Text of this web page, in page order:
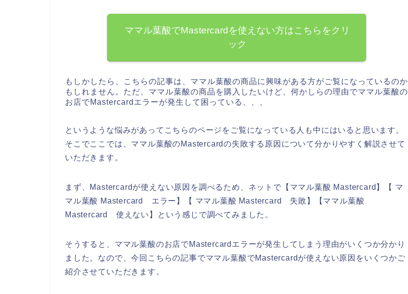
ママル葉酸でMastercardを使えない方はこちらをクリ
ック
もしかしたら、こちらの記事は、ママル葉酸の商品に興味がある方がご覧になっているのか
もしれません。ただ、ママル葉酸の商品を購入したいけど、何かしらの理由でママル葉酸の
お店でMastercardエラーが発生して困っている、、、
というような悩みがあってこちらのページをご覧になっている人も中にはいると思います。
そこでここでは、ママル葉酸のMastercardの失敗する原因について分かりやすく解説させて
いただきます。
まず、Mastercardが使えない原因を調べるため、ネットで【ママル葉酸 Mastercard】【 マ
マル葉酸 Mastercard エラー】【 ママル葉酸 Mastercard 失敗】【ママル葉酸
Mastercard 使えない】という感じで調べてみました。
そうすると、ママル葉酸のお店でMastercardエラーが発生してしまう理由がいくつか分かり
ました。なので、今回こちらの記事でママル葉酸でMastercardが使えない原因をいくつかご
紹介させていただきます。